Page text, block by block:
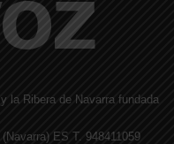
la Ribera de Navarra fundada
ES T. 948411059